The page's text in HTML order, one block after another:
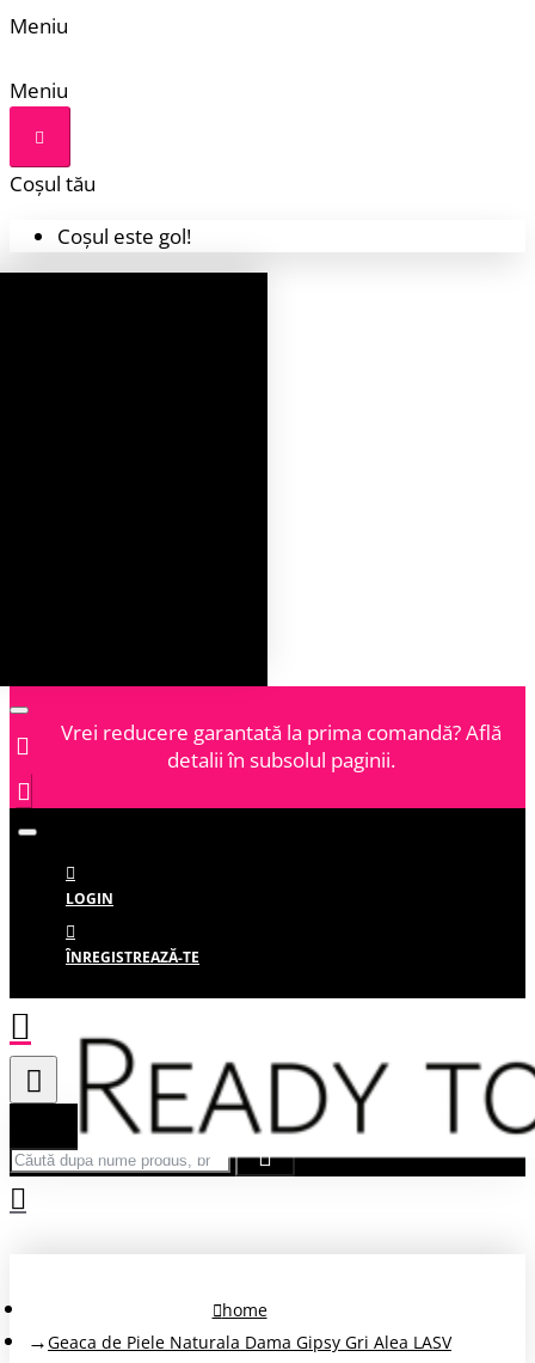
Meniu
Meniu
Coșul tău
Coșul este gol!
Vrei reducere garantată la prima comandă? Află
detalii în subsolul paginii.
LOGIN
ÎNREGISTREAZĂ-TE
Căută după nume produs, brand...
home
Geaca de Piele Naturala Dama Gipsy Gri Alea LASV